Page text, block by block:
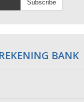
Subscribe
BANK